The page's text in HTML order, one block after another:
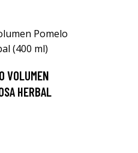
VOLUMEN
HERBAL